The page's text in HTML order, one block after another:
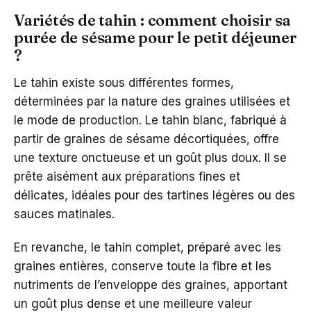
Variétés de tahin : comment choisir sa
purée de sésame pour le petit déjeuner
?
Le tahin existe sous différentes formes,
déterminées par la nature des graines utilisées et
le mode de production. Le tahin blanc, fabriqué à
partir de graines de sésame décortiquées, offre
une texture onctueuse et un goût plus doux. Il se
prête aisément aux préparations fines et
délicates, idéales pour des tartines légères ou des
sauces matinales.
En revanche, le tahin complet, préparé avec les
graines entières, conserve toute la fibre et les
nutriments de l’enveloppe des graines, apportant
un goût plus dense et une meilleure valeur